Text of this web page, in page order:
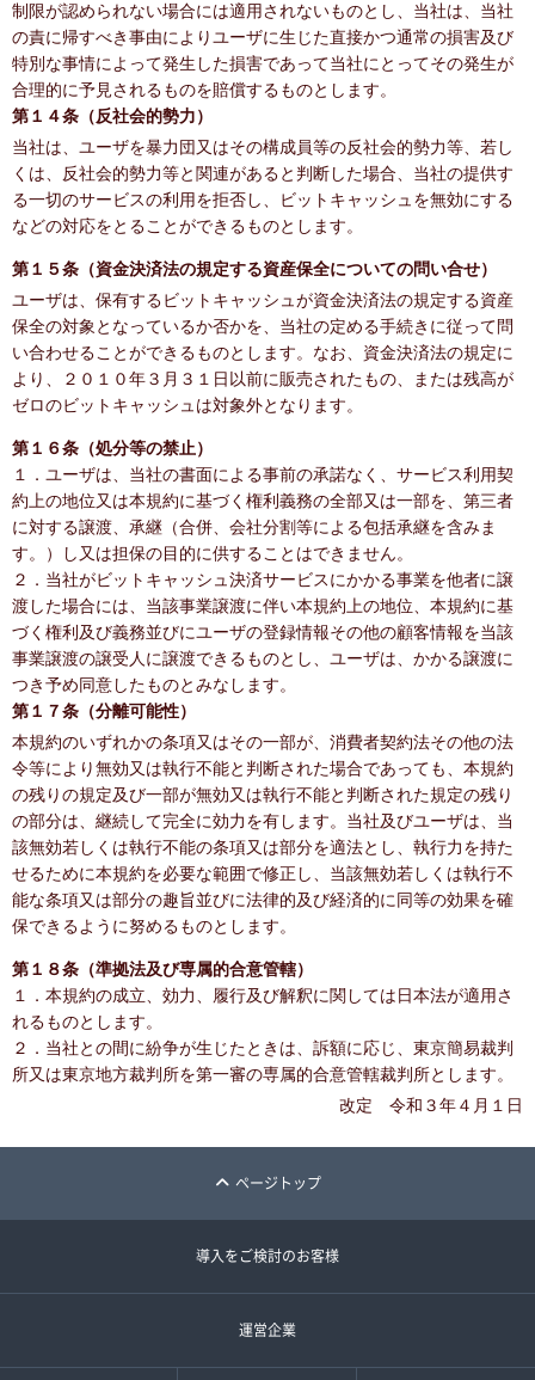
制限が認められない場合には適用されないものとし、当社は、当社
の責に帰すべき事由によりユーザに生じた直接かつ通常の損害及び
特別な事情によって発生した損害であって当社にとってその発生が
合理的に予見されるものを賠償するものとします。
第１４条（反社会的勢力）
当社は、ユーザを暴力団又はその構成員等の反社会的勢力等、若し
くは、反社会的勢力等と関連があると判断した場合、当社の提供す
る一切のサービスの利用を拒否し、ビットキャッシュを無効にする
などの対応をとることができるものとします。
第１５条（資金決済法の規定する資産保全についての問い合せ）
ユーザは、保有するビットキャッシュが資金決済法の規定する資産
保全の対象となっているか否かを、当社の定める手続きに従って問
い合わせることができるものとします。なお、資金決済法の規定に
より、２０１０年３月３１日以前に販売されたもの、または残高が
ゼロのビットキャッシュは対象外となります。
第１６条（処分等の禁止）
１．ユーザは、当社の書面による事前の承諾なく、サービス利用契
約上の地位又は本規約に基づく権利義務の全部又は一部を、第三者
に対する譲渡、承継（合併、会社分割等による包括承継を含みま
す。）し又は担保の目的に供することはできません。
２．当社がビットキャッシュ決済サービスにかかる事業を他者に譲
渡した場合には、当該事業譲渡に伴い本規約上の地位、本規約に基
づく権利及び義務並びにユーザの登録情報その他の顧客情報を当該
事業譲渡の譲受人に譲渡できるものとし、ユーザは、かかる譲渡に
つき予め同意したものとみなします。
第１７条（分離可能性）
本規約のいずれかの条項又はその一部が、消費者契約法その他の法
令等により無効又は執行不能と判断された場合であっても、本規約
の残りの規定及び一部が無効又は執行不能と判断された規定の残り
の部分は、継続して完全に効力を有します。当社及びユーザは、当
該無効若しくは執行不能の条項又は部分を適法とし、執行力を持た
せるために本規約を必要な範囲で修正し、当該無効若しくは執行不
能な条項又は部分の趣旨並びに法律的及び経済的に同等の効果を確
保できるように努めるものとします。
第１８条（準拠法及び専属的合意管轄）
１．本規約の成立、効力、履行及び解釈に関しては日本法が適用さ
れるものとします。
２．当社との間に紛争が生じたときは、訴額に応じ、東京簡易裁判
所又は東京地方裁判所を第一審の専属的合意管轄裁判所とします。
改定 令和３年４月１日
ページトップ
導入をご検討のお客様
運営企業